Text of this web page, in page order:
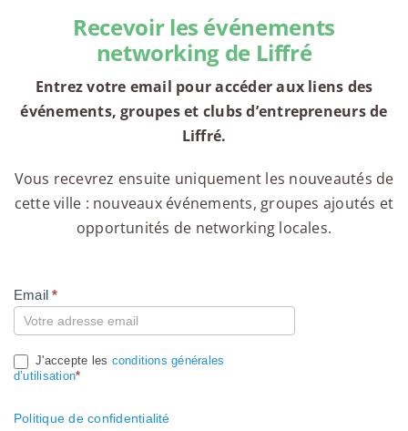
Recevoir les événements
networking de Liffré
Entrez votre email pour accéder aux liens des
événements, groupes et clubs d’entrepreneurs de
Liffré.
Vous recevrez ensuite uniquement les nouveautés de
cette ville : nouveaux événements, groupes ajoutés et
opportunités de networking locales.
Compte
Email*
J'accepte les conditions générales
d’utilisation*
Politique de confidentialité